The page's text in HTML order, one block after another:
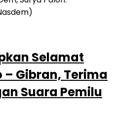
Selamat
Gibran, Terima
Suara Pemilu